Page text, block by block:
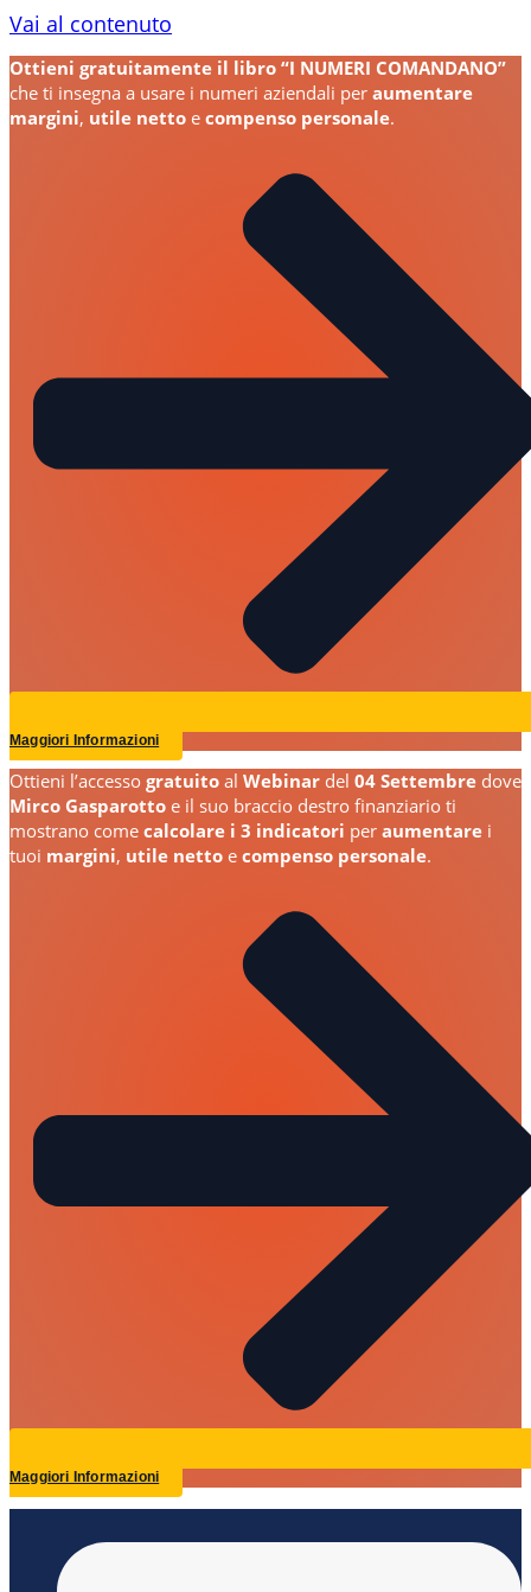
Vai al contenuto
Ottieni gratuitamente il libro “I NUMERI COMANDANO”
che ti insegna a usare i numeri aziendali per aumentare
margini, utile netto e compenso personale.
Maggiori Informazioni
Ottieni l’accesso gratuito al Webinar del 04 Settembre dove
Mirco Gasparotto e il suo braccio destro finanziario ti
mostrano come calcolare i 3 indicatori per aumentare i
tuoi margini, utile netto e compenso personale.
Maggiori Informazioni